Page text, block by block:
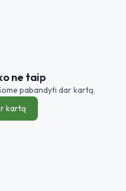
ne taip
pabandyti dar kartą.
kartą